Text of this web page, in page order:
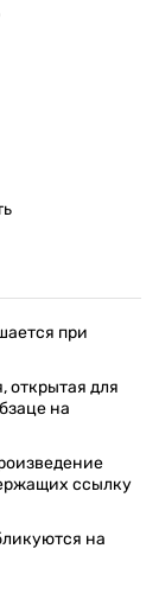
при
открытая для
на
ссылку
на